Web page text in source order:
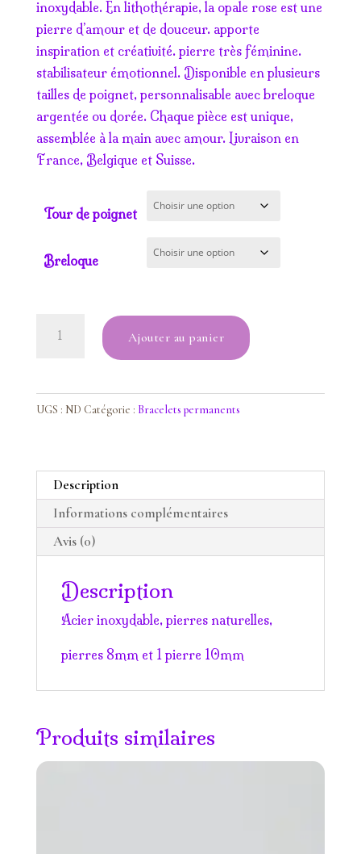
10.50€
à
12.50€
inoxydable. En lithothérapie, la opale rose est une
pierre d’amour et de douceur. apporte
inspiration et créativité. pierre très féminine.
stabilisateur émotionnel. Disponible en plusieurs
tailles de poignet, personnalisable avec breloque
argentée ou dorée. Chaque pièce est unique,
assemblée à la main avec amour. Livraison en
France, Belgique et Suisse.
Tour de poignet
Breloque
paysage
rose
Ajouter au panier
UGS : ND Catégorie : Bracelets permanents
Description
Informations complémentaires
Avis (0)
Description
Acier inoxydable, pierres naturelles,
pierres 8mm et 1 pierre 10mm
Produits similaires